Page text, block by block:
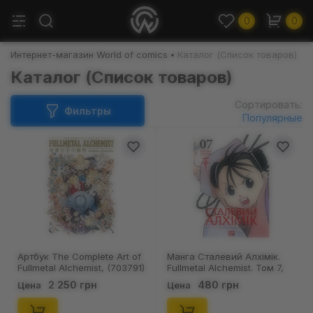
0 0
Интернет-магазин World of comics Каталог (Список товаров)
Каталог (Список товаров)
Фильтры
Сортировать:
Популярные
Артбук The Complete Art of
Fullmetal Alchemist, (703791)
Цена 2 250 грн
Манга Сталевий Алхімік.
Fullmetal Alchemist. Том 7,
(516680)
Цена 480 грн